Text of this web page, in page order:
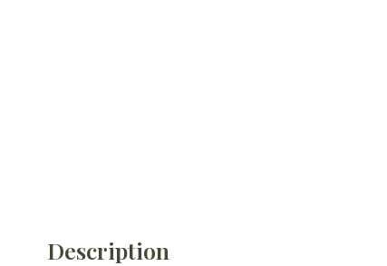
Description